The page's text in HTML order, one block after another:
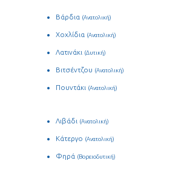
Βάρδια (Ανατολική)
Χοχλίδια (Ανατολική)
Λατινάκι (Δυτική)
Βιτσέντζου (Ανατολική)
Πουντάκι (Ανατολική)
Λιβάδι (Ανατολική)
Κάτεργο (Ανατολική)
Φηρά (Βορειοδυτική)